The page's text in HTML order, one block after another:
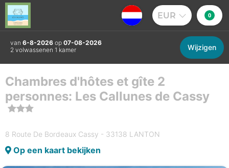
EUR 0
van 6-8-2026 op 07-08-2026
2 volwassenen 1 kamer
Wijzigen
Chambres d'hôtes et gîte 2
personnes: Les Callunes de Cassy
8 Route De Bordeaux Cassy - 33138 LANTON
Op een kaart bekijken